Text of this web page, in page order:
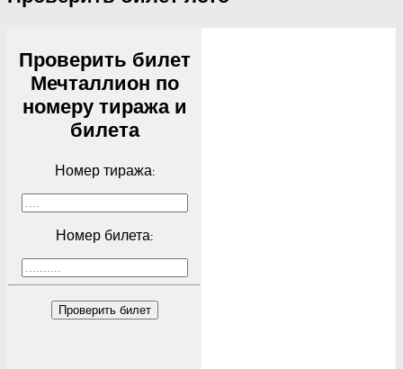
Проверить билет
Мечталлион по
номеру тиража и
билета
Номер тиража:
Номер билета:
Проверить билет